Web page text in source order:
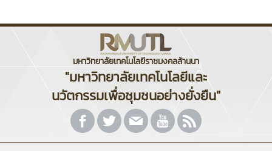
มหาวิทยาลัยเทคโนโลยีราชมงคลล้านนา
"มหาวิทยาลัยเทคโนโลยีและ
นวัตกรรมเพื่อชุมชนอย่างยั่งยืน"